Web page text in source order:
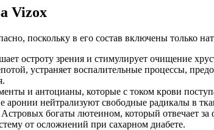
Vizox
поскольку в его состав включены только
остроту зрения и стимулирует очищение
устраняет воспалительные процессы,
и антоцианы, которые с током крови
нейтрализуют свободные радикалы в
богаты лютеином, который отвечает
от осложнений при сахарном диабете.